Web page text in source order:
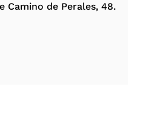
Camino de Perales, 48.